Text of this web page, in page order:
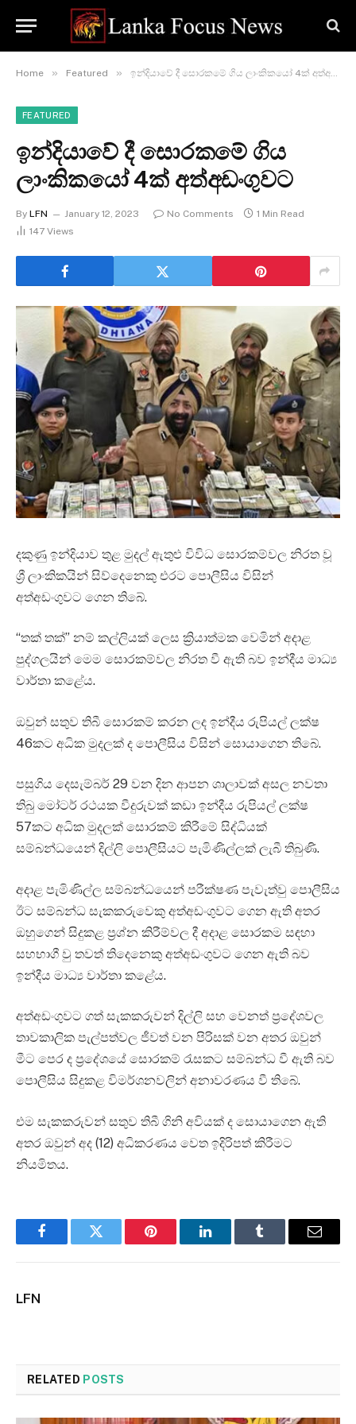
Home » Featured » ඉන්දියාවේ දී සොරකමේ ගිය ලාංකිකයෝ 4ක් අත්අඩංගුවට
FEATURED
ඉන්දියාවේ දී සොරකමේ ගිය
ලාංකිකයෝ 4ක් අත්අඩංගුවට
By LFN January 12, 2023 No Comments
1 Min Read
147 Views
දකුණු ඉන්දියාව තුළ මුදල් ඇතුළු විවිධ සොරකම්වල නිරත වූ
ශ්‍රී ලාංකිකයින් සිව්දෙනෙකු එරට පොලීසිය විසින්
අත්අඩංගුවට ගෙන තිබේ.
“තක් තක්” නම් කල්ලියක් ලෙස ක්‍රියාත්මක වෙමින් අදාළ
පුද්ගලයින් මෙම සොරකම්වල නිරත වී ඇති බව ඉන්දීය මාධ්‍ය
වාර්තා කළේය.
ඔවුන් සතුව තිබී සොරකම් කරන ලද ඉන්දීය රුපියල් ලක්ෂ
46කට අධික මුදලක් ද පොලීසිය විසින් සොයාගෙන තිබේ.
පසුගිය දෙසැම්බර් 29 වන දින ආපන ශාලාවක් අසල නවතා
තිබු මෝටර් රථයක වීදුරුවක් කඩා ඉන්දීය රුපියල් ලක්ෂ
57කට අධික මුදලක් සොරකම් කිරීමේ සිද්ධියක්
සම්බන්ධයෙන් දිල්ලි පොලීසියට පැමිණිල්ලක් ලැබී තිබුණි.
අදාළ පැමිණිල්ල සම්බන්ධයෙන් පරීක්ෂණ පැවැත්වු පොලීසිය
ඊට සම්බන්ධ සැකකරුවෙකු අත්අඩංගුවට ගෙන ඇති අතර
ඔහුගෙන් සිදුකළ ප්‍රශ්න කිරීම්වල දී අදාළ සොරකම සඳහා
සහභාගී වු තවත් තිදෙනෙකු අත්අඩංගුවට ගෙන ඇති බව
ඉන්දීය මාධ්‍ය වාර්තා කළේය.
අත්අඩංගුවට ගත් සැකකරුවන් දිල්ලි සහ වෙනත් ප්‍රදේශවල
තාවකාලික පැල්පත්වල ජීවත් වන පිරිසක් වන අතර ඔවුන්
මීට පෙර ද ප්‍රදේශයේ සොරකම් රැසකට සම්බන්ධ වී ඇති බව
පොලීසිය සිදුකළ විමර්ශනවලින් අනාවරණය වී තිබේ.
එම සැකකරුවන් සතුව තිබී ගිනි අවියක් ද සොයාගෙන ඇති
අතර ඔවුන් අද (12) අධිකරණය වෙත ඉදිරිපත් කිරීමට
නියමිතය.
FacebookTwitter Pinterest LinkedInTumblr Email
LFN
RELATED POSTS